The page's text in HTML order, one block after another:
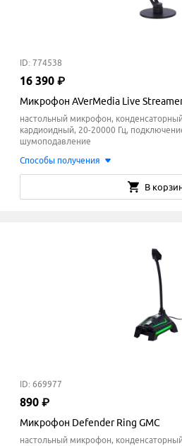
ID: 774538
16 390 ₽
Микрофон AVerMedia Live
настольный микрофон,
кардиоидный, 20-20000 Гц,
шумоподавление
Способы получения
В
ID: 669977
890 ₽
Микрофон Defender Ring GMC
настольный микрофон,